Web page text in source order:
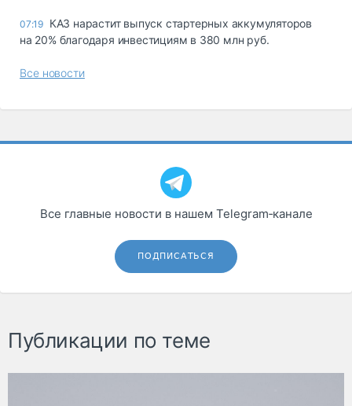
07:19 КАЗ нарастит выпуск стартерных аккумуляторов
на 20% благодаря инвестициям в 380 млн руб.
Все новости
Все главные новости в нашем Telegram‑канале
ПОДПИСАТЬСЯ
Публикации по теме